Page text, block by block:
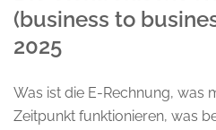
(business to
2025
Was ist die E-Rechnung, was
Zeitpunkt funktionieren, was